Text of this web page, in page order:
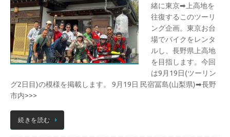
緒に東京➡上高地を
往復するこのツーリ
ング企画。東京お台
場でバイクをレンタ
ルし、長野県上高地
を目指します。今回
は9月19日(ツーリン
グ2日目)の模様を掲載します。 9月19日 民宿冨島(山梨県)➡長野
市内>>>
続きを読む